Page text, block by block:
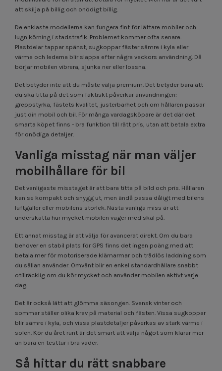
att skilja på billig och onödigt billig.
De enklaste modellerna kan fungera fint för lättare mobiler och
lugn körning i stadstrafik. Problemet kommer ofta senare.
Plastdelar tappar spänst, sugkoppar fäster sämre i kyla eller
värme och lederna blir slappa efter några veckors användning. Då
börjar mobilen vibrera, sjunka ner eller lossna.
Det betyder inte att du måste välja premium. Det betyder bara att
du ska titta på det som faktiskt påverkar användningen:
greppstyrka, fästets kvalitet, justerbarhet och om hållaren passar
just din mobil och bil. För många vardagsköpare är det där det
smarta köpet finns - bra funktion till rätt pris, utan att betala extra
för onödiga detaljer.
Vanliga misstag när man väljer
mobilhållare för bil
Det vanligaste misstaget är att bara titta på bild och pris. Hållaren
kan se kompakt och snygg ut, men ändå passa dåligt med bilens
luftgaller eller mobilens storlek. Nästa vanliga miss är att
underskatta hur mycket mobilen väger med skal på.
Ett annat misstag är att välja för avancerat direkt. Om du bara
behöver en stabil plats för GPS finns det ingen poäng med att
betala mer för motoriserade klämarmar och trådlös laddning som
du sällan använder. Omvänt blir en enkel standardhållare snabbt
otillräcklig om du kör mycket och använder mobilen aktivt varje
dag.
Det är också lätt att glömma säsongen. Svensk vinter och
sommar ställer olika krav på material och fästen. Vissa sugkoppar
blir sämre i kyla, och vissa plastdetaljer påverkas av stark värme i
solen. Kör du året runt är det smart att välja något som klarar mer
än bara en testtur i bra väder.
Så hittar du rätt snabbare